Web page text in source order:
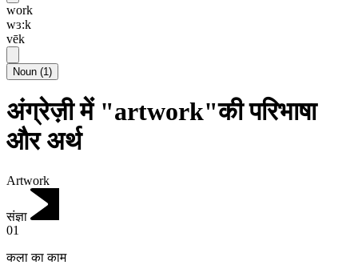
work
wɜ:k
vēk
Noun (1)
अंग्रेज़ी में "artwork"की परिभाषा
और अर्थ
Artwork
संज्ञा
01
कला का काम